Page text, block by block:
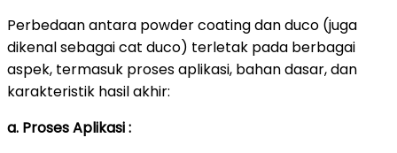
Perbedaan antara powder coating dan duco (juga
dikenal sebagai cat duco) terletak pada berbagai
aspek, termasuk proses aplikasi, bahan dasar, dan
karakteristik hasil akhir:
a. Proses Aplikasi :